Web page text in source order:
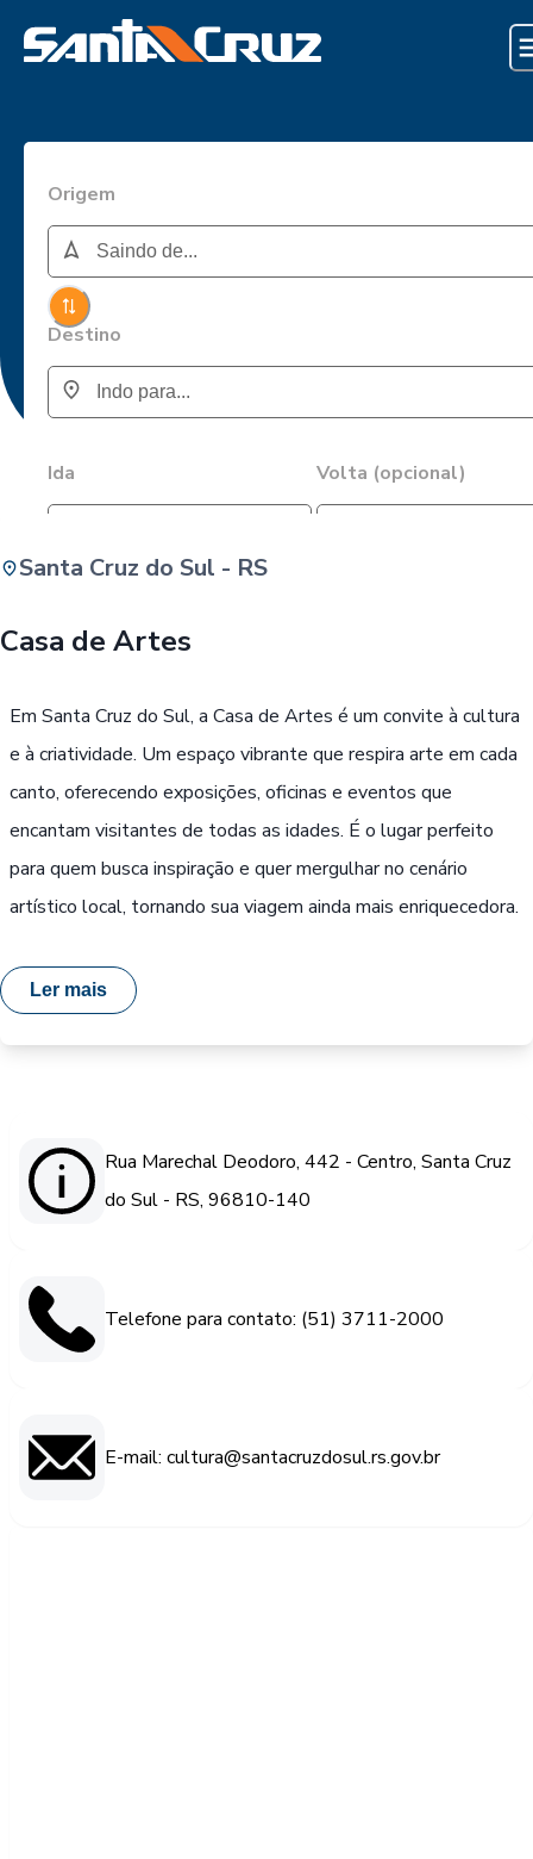
Origem
Destino
Ida Volta (opcional)
Santa Cruz do Sul - RS
Casa de Artes
Em Santa Cruz do Sul, a Casa de Artes é um convite à cultura
e à criatividade. Um espaço vibrante que respira arte em cada
canto, oferecendo exposições, oficinas e eventos que
encantam visitantes de todas as idades. É o lugar perfeito
para quem busca inspiração e quer mergulhar no cenário
artístico local, tornando sua viagem ainda mais enriquecedora.
Ler mais
Rua Marechal Deodoro, 442 - Centro, Santa Cruz
do Sul - RS, 96810-140
Telefone para contato: (51) 3711-2000
E-mail: cultura@santacruzdosul.rs.gov.br